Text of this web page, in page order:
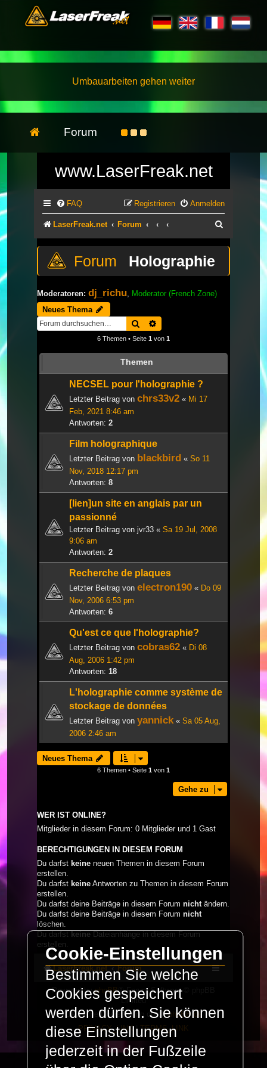
Umbauarbeiten gehen weiter
Forum
www.LaserFreak.net
FAQ Anmelden
Registrieren
LaserFreak.net Forum
Holographie
Moderatoren: dj_richu Moderator (French Zone)
Neues Thema
Suche
6 Themen • Seite 1 von 1
Themen
NECSEL pour l'holographie ?
Letzter Beitrag von chrs33v2 « Mi 17
Feb, 2021 8:46 am
Antworten: 2
Film holographique
Letzter Beitrag von blackbird « So 11
Nov, 2018 12:17 pm
Antworten: 8
[lien]un site en anglais par un
passionné
Letzter Beitrag von jvr33 « Sa 19 Jul, 2008
9:06 am
Antworten: 2
Recherche de plaques
Letzter Beitrag von electron190 « Do 09
Nov, 2006 6:53 pm
Antworten: 6
Qu'est ce que l'holographie?
Letzter Beitrag von cobras62 « Di 08
Aug, 2006 1:42 pm
Antworten: 18
L'holographie comme système de
stockage de données
Letzter Beitrag von yannick« Sa 05 Aug,
2006 2:46 am
Neues Thema
6 Themen • Seite 1 von 1
Gehe zu
WER IST ONLINE?
Mitglieder in diesem Forum: 0 Mitglieder und 1 Gast
BERECHTIGUNGEN IN DIESEM FORUM
Du darfst keine neuen Themen in diesem Forum
erstellen.
Du darfst keine Antworten zu Themen in diesem Forum
erstellen.
Du darfst deine Beiträge in diesem Forum nichtändern.
Du darfst deine Beiträge in diesem Forum nicht
löschen.
Du darfst keine Dateianhänge in diesem Forum
erstellen.
LaserFreak.net Forum
Powered byphpBB® Forum Software © phpBB
Limited
Deutsche Übersetzung durchphpBB.de
PRIVACY_LINK| TERMS_LINK
Cookie-Einstellungen
Bestimmen Sie welche
Cookies gespeichert
werden dürfen. Sie können
diese Einstellungen
jederzeit in der Fußzeile